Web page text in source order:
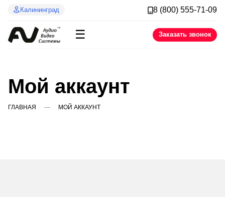
Калининград 8 (800) 555-71-09
☰ Заказать звонок
Мой аккаунт
ГЛАВНАЯ МОЙ АККАУНТ